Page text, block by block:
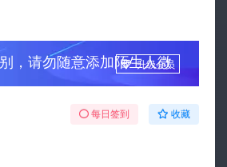
，请勿随意添加陌生人微
升级会员
每日签到 收藏